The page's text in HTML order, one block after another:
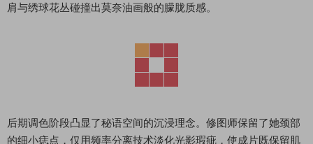
肩与绣球花丛碰撞出莫奈油画般的朦胧质感。
后期调色阶段凸显了秘语空间的沉浸理念。修图师保留了她颈部
的细小痣点，仅用频率分离技术淡化光影瑕疵，使成片既保留肌